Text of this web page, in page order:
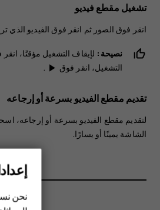
تشغيل مقطع فيديو
انقر فوق الصور ثم انقر فوق الفيديو الذي
نصيحة: لإيقاف التشغيل مؤقتًا،
التشغيل، انقر فوق play_arrow
.
تقديم مقطع الفيديو بسرعة أو إرجاعه
لتقديم مقطع الفيديو بسرعة أو إرجاعه،
الشاشة يمينًا أو يسارًا.
نحن